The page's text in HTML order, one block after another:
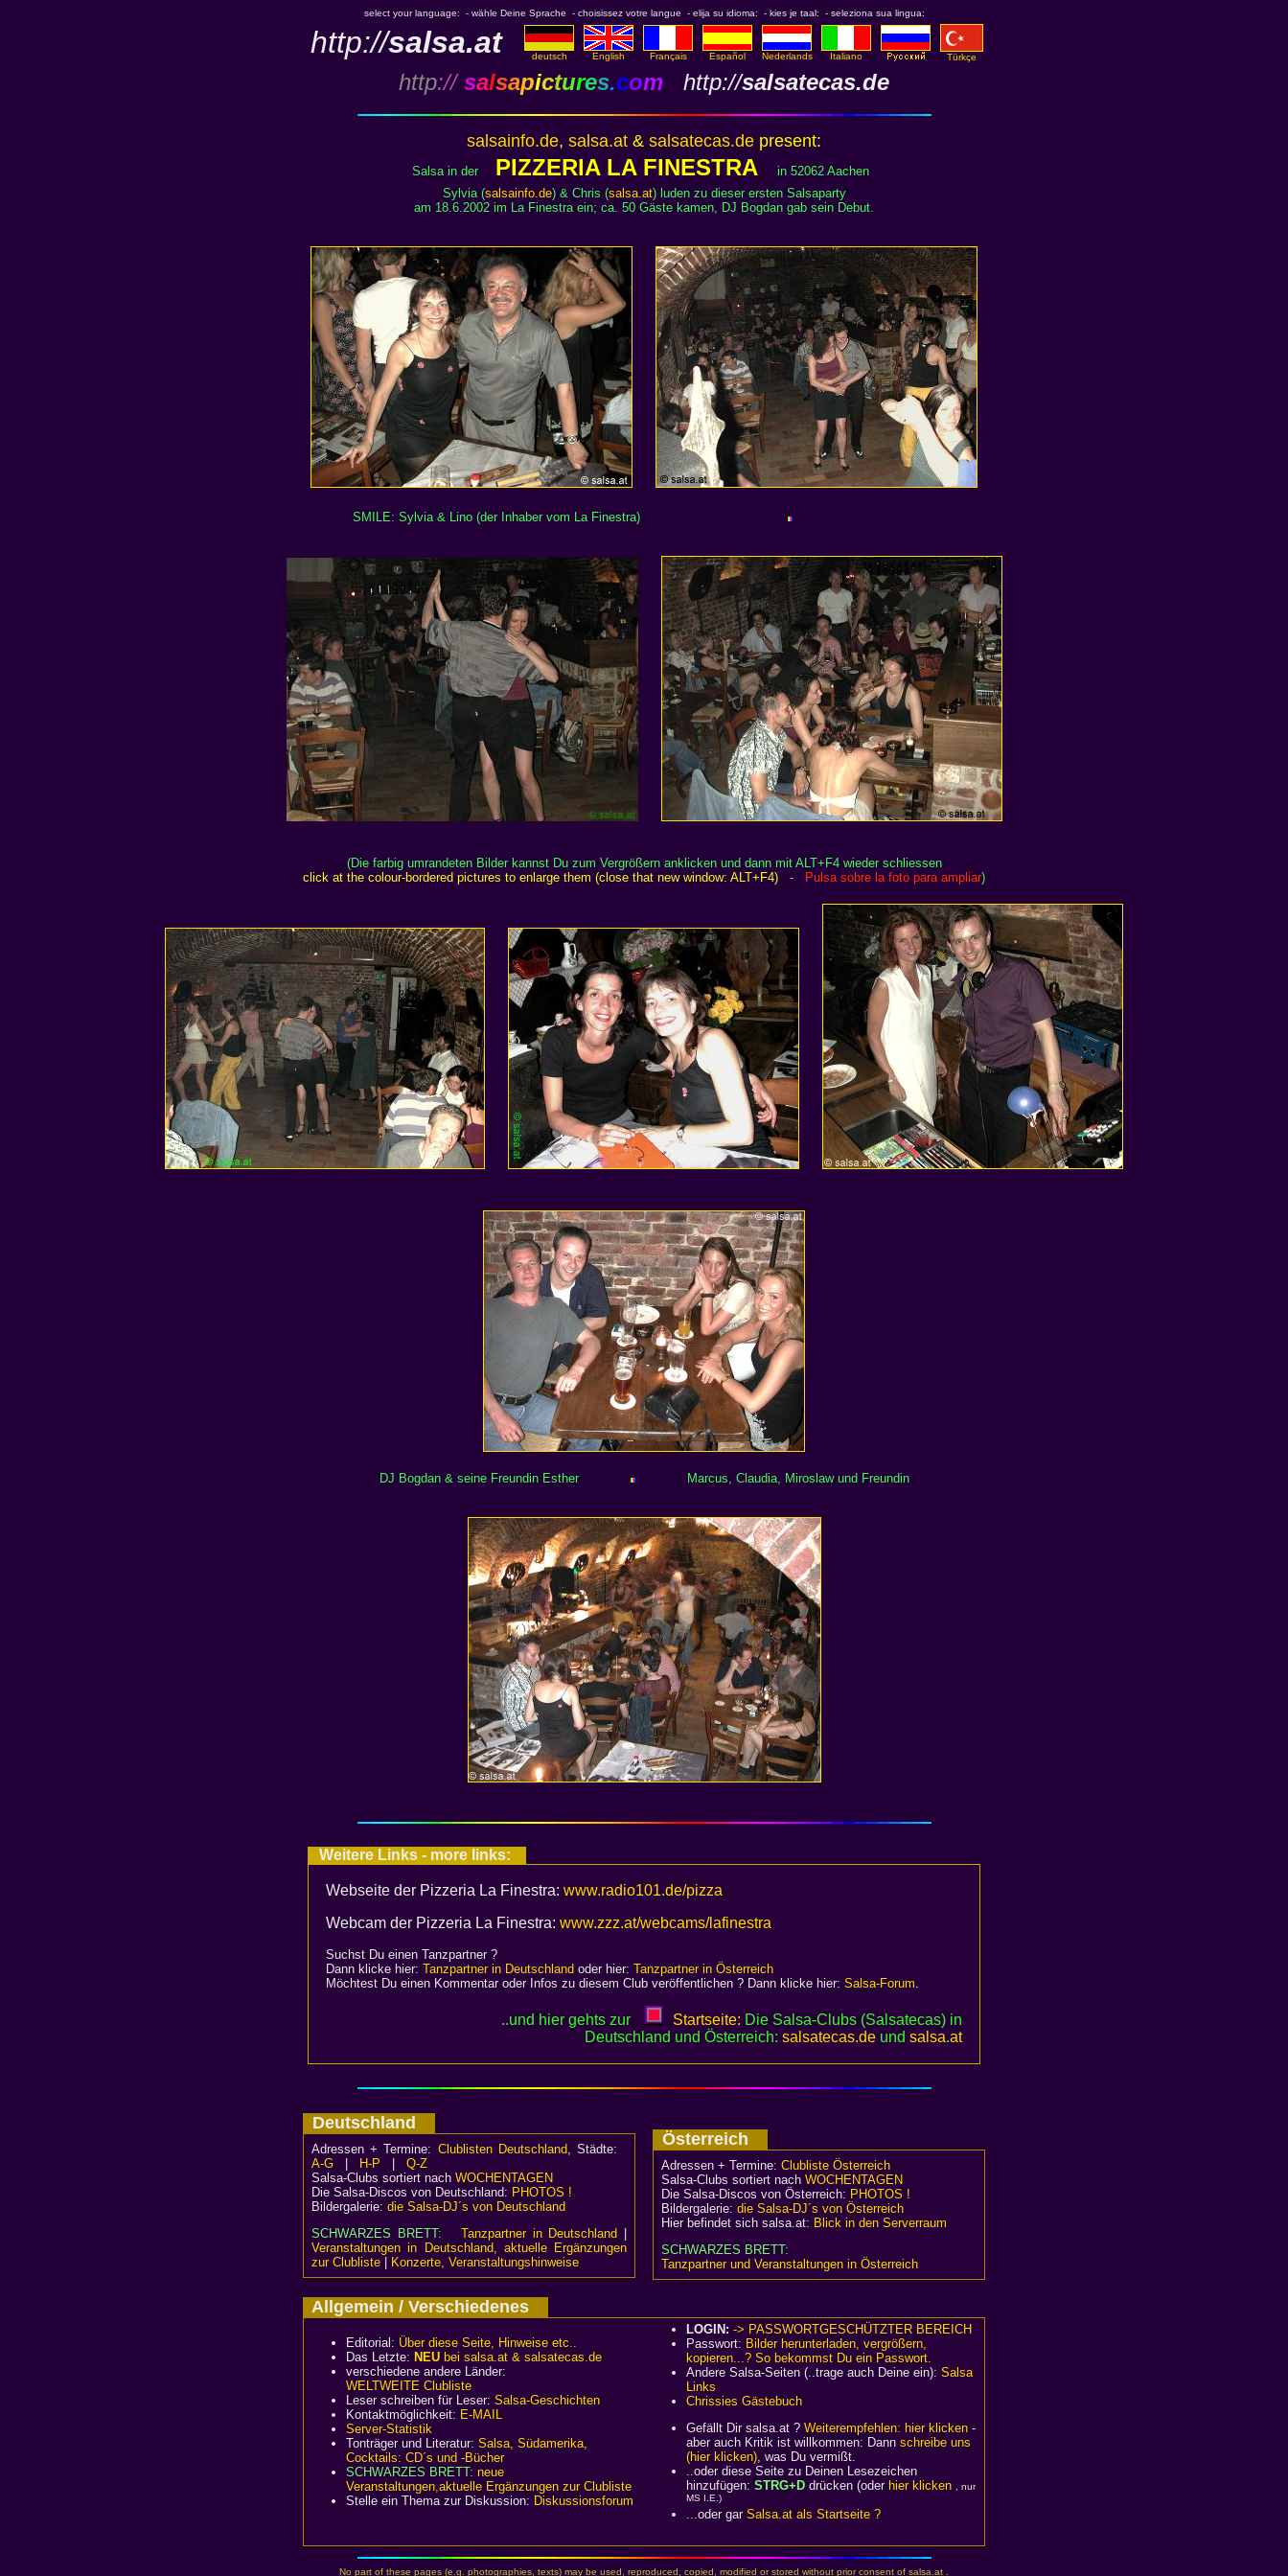
select your language: - wähle Deine Sprache - choisissez votre langue - elija su idioma: - kies je taal: - seleziona sua lingua:
http://salsa.at deutsch English Français Español Nederlands Italiano Türkçe
http:// salsapictures.com http://salsatecas.de
salsainfo.de, salsa.at & salsatecas.de present:
Salsa in der PIZZERIA LA FINESTRA
in 52062 Aachen
Sylvia (salsainfo.de) & Chris (salsa.at) luden zu dieser ersten Salsaparty
am 18.6.2002 im La Finestra ein; ca. 50 Gäste kamen, DJ Bogdan gab sein Debut.
SMILE: Sylvia & Lino (der Inhaber vom La Finestra)
(Die farbig umrandeten Bilder kannst Du zum Vergrößern anklicken und dann mit ALT+F4 wieder schliessen
click at the colour-bordered pictures to enlarge them (close that new window: ALT+F4)
- Pulsa sobre la foto para ampliar)
DJ Bogdan & seine Freundin Esther Marcus, Claudia, Miroslaw und Freundin
Weitere Links - more links:
Webseite der Pizzeria La Finestra: www.radio101.de/pizza
Webcam der Pizzeria La Finestra: www.zzz.at/webcams/lafinestra
Suchst Du einen Tanzpartner ?
Dann klicke hier: Tanzpartner in Deutschland oder hier: Tanzpartner in Österreich
Möchtest Du einen Kommentar oder Infos zu diesem Club veröffentlichen ? Dann klicke hier: Salsa-Forum.
..und hier gehts zur Startseite: Die Salsa-Clubs (Salsatecas) in
Deutschland und Österreich: salsatecas.de und salsa.at
Deutschland
Adressen + Termine: Clublisten Deutschland, Städte:
A-G
H-P
Q-Z
Salsa-Clubs sortiert nach WOCHENTAGEN
Die Salsa-Discos von Deutschland: PHOTOS !
Bildergalerie: die Salsa-DJ´s von Deutschland
SCHWARZES BRETT:
Tanzpartner in Deutschland
Veranstaltungen in Deutschland, aktuelle Ergänzungen
zur Clubliste
Konzerte, Veranstaltungshinweise
Österreich
Adressen + Termine: Clubliste Österreich
Salsa-Clubs sortiert nach WOCHENTAGEN
Die Salsa-Discos von Österreich: PHOTOS !
Bildergalerie: die Salsa-DJ´s von Österreich
Hier befindet sich salsa.at: Blick in den Serverraum
SCHWARZES BRETT:
Tanzpartner und Veranstaltungen in Österreich
Allgemein / Verschiedenes
Editorial: Über diese Seite, Hinweise etc..
Das Letzte: NEU bei salsa.at & salsatecas.de
verschiedene andere Länder:
WELTWEITE Clubliste
Leser schreiben für Leser: Salsa-Geschichten
Kontaktmöglichkeit: E-MAIL
Server-Statistik
Tonträger und Literatur: Salsa, Südamerika,
Cocktails: CD´s und -Bücher
SCHWARZES BRETT: neue
Veranstaltungen,aktuelle Ergänzungen zur Clubliste
Stelle ein Thema zur Diskussion: Diskussionsforum
LOGIN: -> PASSWORTGESCHÜTZTER BEREICH
Passwort: Bilder herunterladen, vergrößern,
kopieren...? So bekommst Du ein Passwort.
Andere Salsa-Seiten (..trage auch Deine ein): Salsa
Links
Chrissies Gästebuch
Gefällt Dir salsa.at ? Weiterempfehlen: hier klicken -
aber auch Kritik ist willkommen: Dann schreibe uns
(hier klicken), was Du vermißt.
..oder diese Seite zu Deinen Lesezeichen
hinzufügen: STRG+D drücken (oder hier klicken , nur
MS I.E.)
...oder gar Salsa.at als Startseite ?
No part of these pages (e.g. photographies, texts) may be used, reproduced, copied, modified or stored without prior consent of salsa.at .